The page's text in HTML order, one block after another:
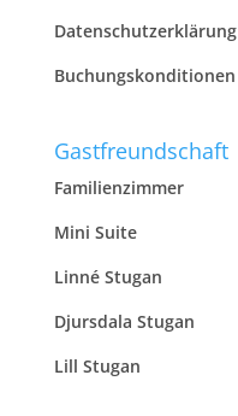
Datenschutzerklärung
Buchungskonditionen
Gastfreundschaft
Familienzimmer
Mini Suite
Linné Stugan
Djursdala Stugan
Lill Stugan